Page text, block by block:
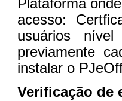
Plataforma
acesso:
usuários
previamente
instalar o
Verificação de